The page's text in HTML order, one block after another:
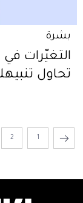
بشرة
التغيّرات
تحاول
1
2